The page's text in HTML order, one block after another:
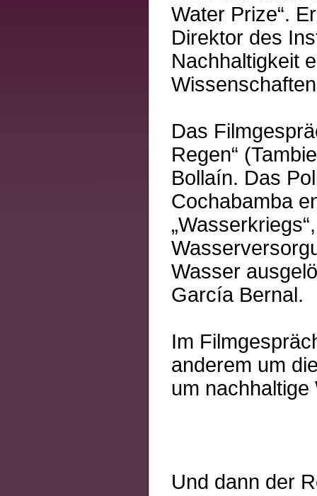
Water Prize“.
Direktor des
Nachhaltigkeit
Das
Regen“
Bollaín. Das
Cochabamba
Wasser
García Bernal.
Im
anderem um
um
Und dann der